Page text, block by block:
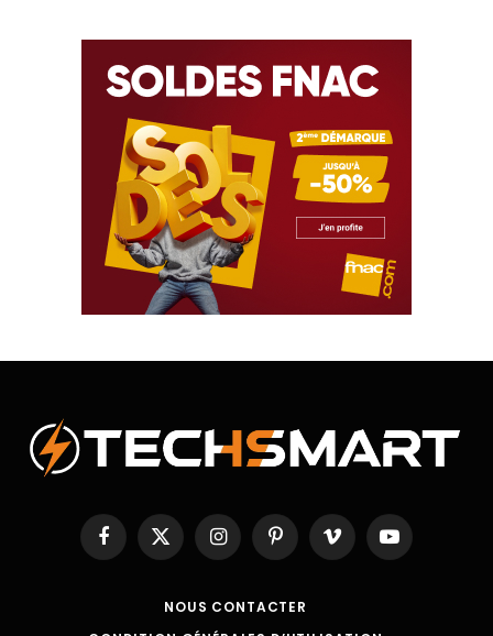
Facebook
X
(Twitter)
InstagramPinterestVimeo YouTube
NOUS CONTACTER